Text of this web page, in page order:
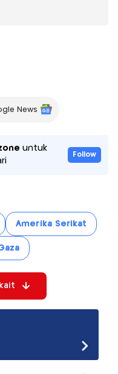
News
untuk
Follow
Amerika Serikat